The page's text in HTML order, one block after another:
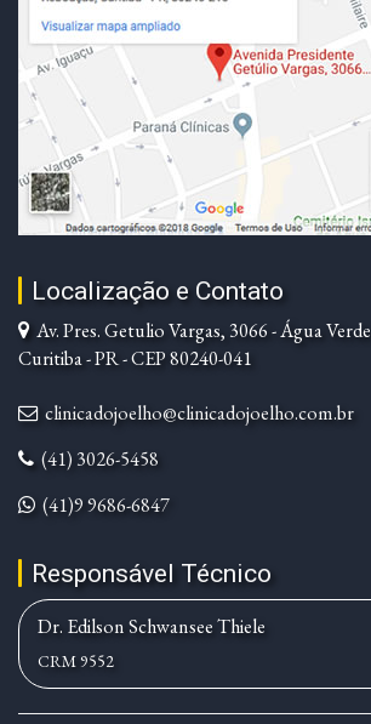
Localização e Contato
Av. Pres. Getulio Vargas, 3066 - Água Verde
Curitiba - PR - CEP 80240-041
clinicadojoelho@clinicadojoelho.com.br
(41) 3026-5458
(41)9 9686-6847
Responsável Técnico
Dr. Edilson Schwansee Thiele
CRM 9552